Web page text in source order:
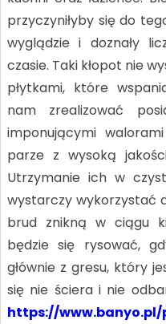
przyczyniłyby się do
wyglądzie i doznały
czasie. Taki kłopot nie
płytkami, które
nam zrealizować
imponującymi
parze z wysoką
Utrzymanie ich w
wystarczy wykorzystać
brud znikną w ciągu
będzie się rysować,
głównie z gresu, który
się nie ściera i nie
https://